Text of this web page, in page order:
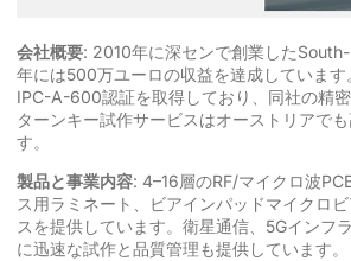
会社概要: 2010年に深センで創業した
年には500万ユーロの収益を達成していま
IPC-A-600認証を取得しており、同社の精
ターンキー試作サービスはオーストリアで
す。
製品と事業内容: 4–16層のRF/マイクロ波
ス用ラミネート、ビアインパッドマイクロ
スを提供しています。衛星通信、5Gインフ
に迅速な試作と品質管理も提供しています。